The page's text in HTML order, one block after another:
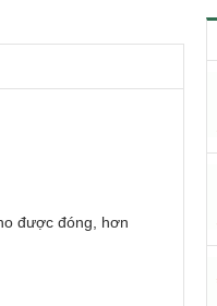
được đóng, hơn